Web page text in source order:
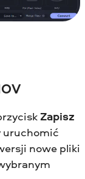
Zapisz
uruchomić
nowe pliki